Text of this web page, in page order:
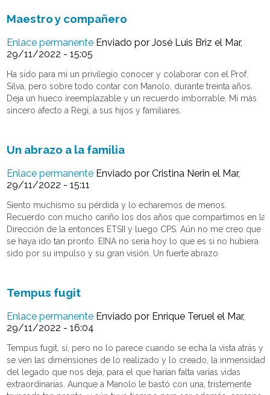
Maestro y compañero
Enlace permanente Enviado porJosé Luis Briz el Mar,
29/11/2022 - 15:05
Ha sido para mi un privilegio conocer y colaborar con el Prof.
Silva, pero sobre todo contar con Manolo, durante treinta años.
Deja un hueco ireemplazable y un recuerdo imborrable. Mi más
sincero afecto a Regi, a sus hijos y familiares.
Un abrazo a la familia
Enlace permanente Enviado porCristina Nerin el Mar,
29/11/2022 - 15:11
Siento muchísmo su pérdida y lo echaremos de menos.
Recuerdo con mucho cariño los dos años que compartimos en la
Dirección de la entonces ETSII y luego CPS. Aün no me creo que
se haya ido tan pronto. EINA no seria hoy lo que es si no hubiera
sido por su impulso y su gran visión. Un fuerte abrazo
Tempus fugit
Enlace permanente Enviado por Enrique Teruel el Mar,
29/11/2022 - 16:04
Tempus fugit, sí, pero no lo parece cuando se echa la vista atrás y
se ven las dimensiones de lo realizado y lo creado, la inmensidad
del legado que nos deja, para el que harían falta varias vidas
extraordinarias. Aunque a Manolo le bastó con una, tristemente